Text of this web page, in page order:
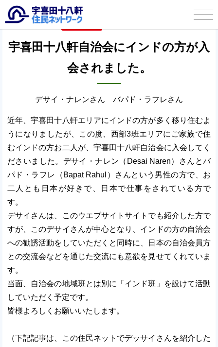
宇喜田十八軒 住民ネットワークとは
宇喜田十八軒自治会より
お便り投稿
タウン情報
宇喜田十八軒自治会にインドの方が入
会されました。
デサイ・ナレンさん バパド・ラフレさん
近年、宇喜田十八軒エリアにインドの方が多く移り住むよ
うになりましたが、この度、西部3班エリアにご家族で住
むインドの方お二人が、宇喜田十八軒自治会に入会してく
ださいました。デサイ・ナレン（Desai Naren）さんとバ
パド・ラフレ（Bapat Rahul）さんという男性の方で、お
二人とも日本が好きで、日本で仕事をされている方で
す。
デサイさんは、このウエブサイトサイトでも紹介した方で
すが、このデサイさんが中心となり、インドの方の自治会
への勧誘活動をしていただくと同時に、日本の自治会員方
との交流会などを通じた交流にも意欲を見せてくれていま
す。
当面、自治会の地域班とは別に「インド班」を設けて活動
していただく予定です。
皆様よろしくお願いいたします。
（下記記事は、この住民ネットでデッサイさんを紹介した